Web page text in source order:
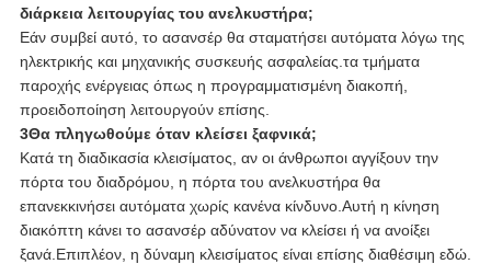
διάρκεια λειτουργίας του ανελκυστήρα;
Εάν συμβεί αυτό, το ασανσέρ θα σταματήσει αυτόματα λόγω της
ηλεκτρικής και μηχανικής συσκευής ασφαλείας.τα τμήματα
παροχής ενέργειας όπως η προγραμματισμένη διακοπή,
προειδοποίηση λειτουργούν επίσης.
3Θα πληγωθούμε όταν κλείσει ξαφνικά;
Κατά τη διαδικασία κλεισίματος, αν οι άνθρωποι αγγίξουν την
πόρτα του διαδρόμου, η πόρτα του ανελκυστήρα θα
επανεκκινήσει αυτόματα χωρίς κανένα κίνδυνο.Αυτή η κίνηση
διακόπτη κάνει το ασανσέρ αδύνατον να κλείσει ή να ανοίξει
ξανά.Επιπλέον, η δύναμη κλεισίματος είναι επίσης διαθέσιμη εδώ.